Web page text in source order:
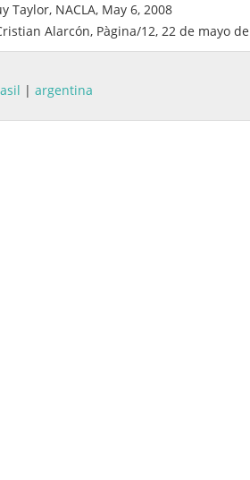
Taylor, NACLA, May 6, 2008
Alarcón, Pàgina/12, 22 de mayo
| argentina